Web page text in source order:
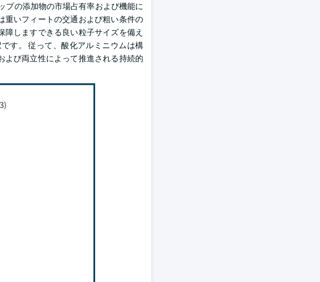
プの添加物の市場占有率および機能に
重いフィートの交通および粗い条件の
しますできる良い粒子サイズを備え
す。 従って、酸化アルミニウムは構
よび両立性によって推進される持続的